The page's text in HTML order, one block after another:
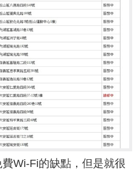
Wi-Fi的缺點，但是就很